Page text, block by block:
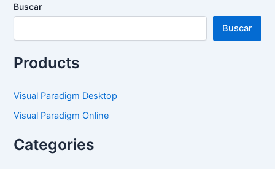
Buscar
Buscar
Products
Visual Paradigm Desktop
Visual Paradigm Online
Categories